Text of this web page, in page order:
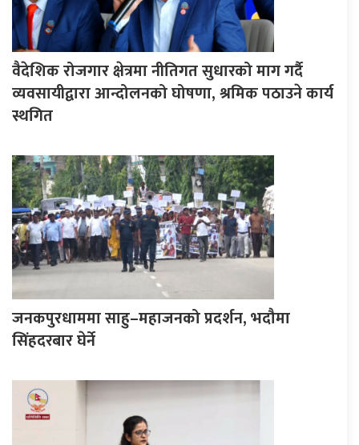
वैदेशिक रोजगार क्षेत्रमा नीतिगत सुधारको माग गर्दै
व्यवसायीद्वारा आन्दोलनको घोषणा, श्रमिक पठाउने कार्य
स्थगित
जनकपुरधाममा साहु–महाजनको प्रदर्शन, भदौमा
सिंहदरबार घेर्ने